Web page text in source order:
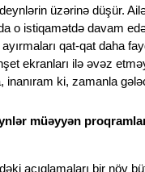
üzərinə düşür.
o istiqamətdə davam
qat-qat daha
ekranları ilə əvəz
inanıram ki, zamanla
müəyyən